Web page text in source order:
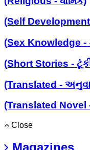
(Self Development
(Sex Knowledge -
(Short Stories - ટૂંકી
(Translated -
(Translated Novel
Close
Magazines